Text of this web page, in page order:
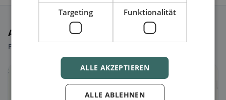
Ausgewählte Restaurants
Ein paar Picks, um sofort loszulegen.
Targeting Funktionalität
ALLE AKZEPTIEREN
ALLE ABLEHNEN